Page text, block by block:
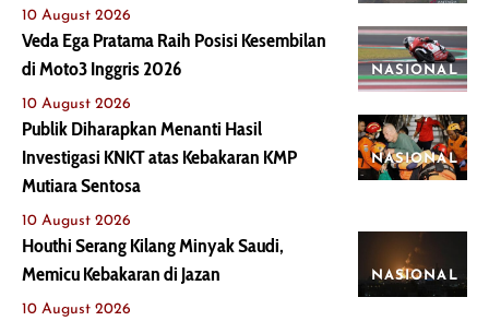
10 August 2026
NASIONAL
Veda Ega Pratama Raih Posisi Kesembilan
di Moto3 Inggris 2026
10 August 2026
NASIONAL
Publik Diharapkan Menanti Hasil
Investigasi KNKT atas Kebakaran KMP
Mutiara Sentosa
10 August 2026
NASIONAL
Houthi Serang Kilang Minyak Saudi,
Memicu Kebakaran di Jazan
10 August 2026